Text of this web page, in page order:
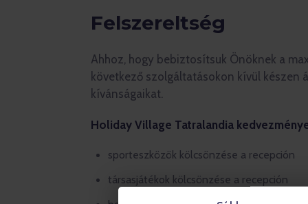
Felszereltség
Ahhoz, hogy bebiztosítsuk Önöknek a
következő szolgáltatásokon kívül készen
kívánságaikat.
Holiday Village Tatralandia
sporteszközök kölcsönzése a recepción
társasjátékok kölcsönzése a recepción